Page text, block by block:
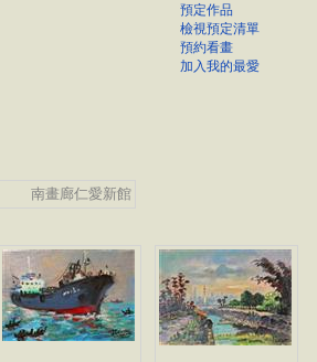
預定作品
檢視預定清單
預約看畫
加入我的最愛
南畫廊仁愛新館